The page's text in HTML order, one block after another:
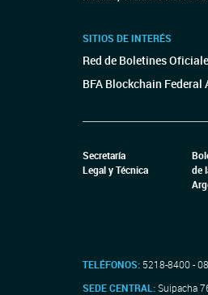
SITIOS DE INTERÉS
Red de Boletines
BFA Blockchain Federal
Secretaría
Legal y Técnica
de
TELÉFONOS: 5218-8400 -
SEDE CENTRAL:Suipacha